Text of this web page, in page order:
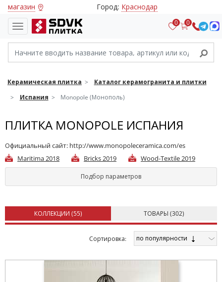
магазин Город: Краснодар
0 0
Керамическая плитка
Каталог керамогранита и плитки
Испания
Monopole (Монополь)
ПЛИТКА MONOPOLE ИСПАНИЯ
Официальный сайт: http://www.monopoleceramica.com/es
Maritima 2018
Bricks 2019 Wood-Textile 2019
Подбор параметров
КОЛЛЕКЦИИ (55) ТОВАРЫ (302)
Cортировка: по популярности